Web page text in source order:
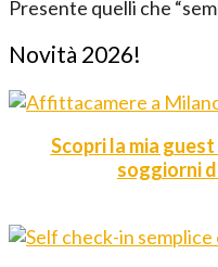
Presente quelli che
Novità 2026!
Scopri la mia
soggiorni